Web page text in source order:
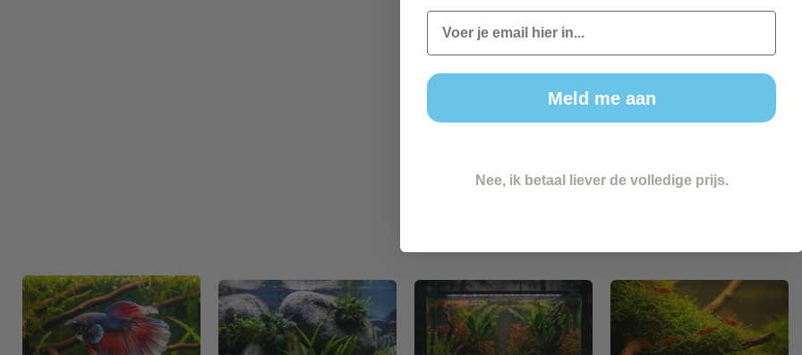
Herkomst: Noord-
Vermeerdering: door te
Type: Stengelplant
Familie: Brassicaceae
Overige benamingen:
var. aquatica
Email
Meld me aan
Nee, ik betaal liever de volledige prijs.